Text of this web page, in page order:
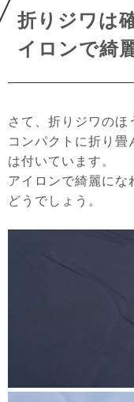
折りジワは
イロンで綺
さて、折りジワのほ
コンパクトに折り畳
は付いています。
アイロンで綺麗にな
どうでしょう。